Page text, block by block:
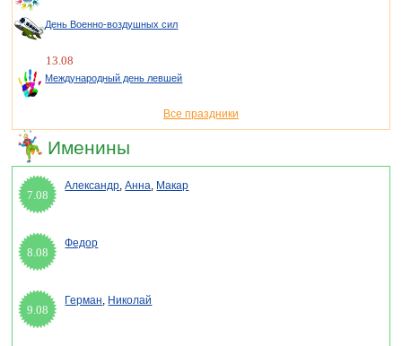
День Военно-воздушных сил
13.08
Международный день левшей
Все праздники
Именины
7.08
Александр,Анна, Макар
8.08
Федор
9.08
Герман, Николай